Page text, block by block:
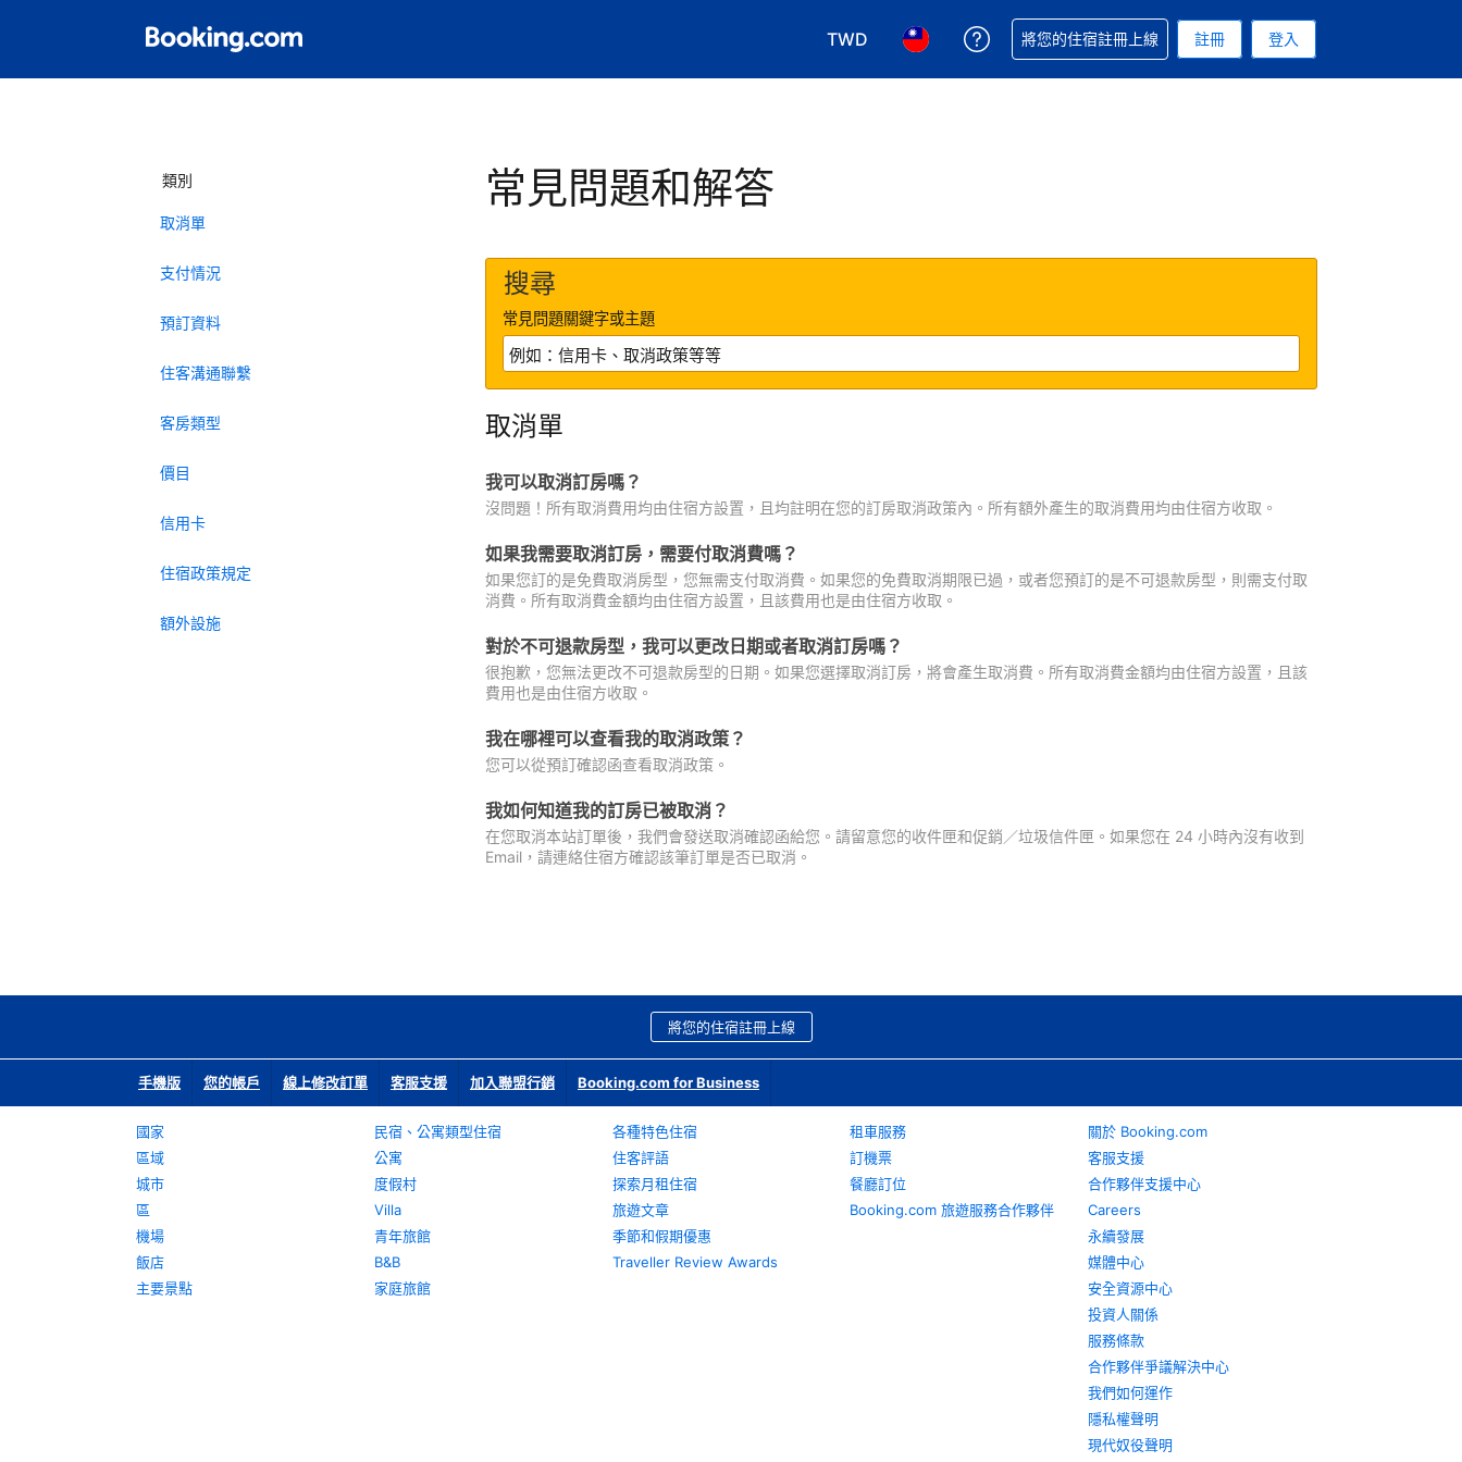
TWD
選擇您使用的幣別. 您現在所使用的幣別為新台幣
選擇您使用的語言. 您目前所選的語言是繁體中文
取得訂單相關協助
將您的住宿註冊上線 註冊 登入
類別
取消單
支付情況
預訂資料
住客溝通聯繫
客房類型
價目
信用卡
住宿政策規定
額外設施
常見問題和解答
搜尋
常見問題關鍵字或主題
取消單
我可以取消訂房嗎？
沒問題！所有取消費用均由住宿方設置，且均註明在您的訂房取消政策內。所有額外產生的取消費用均由住宿方收取。
如果我需要取消訂房，需要付取消費嗎？
如果您訂的是免費取消房型，您無需支付取消費。如果您的免費取消期限已過，或者您預訂的是不可退款房型，則需支付取
消費。所有取消費金額均由住宿方設置，且該費用也是由住宿方收取。
對於不可退款房型，我可以更改日期或者取消訂房嗎？
很抱歉，您無法更改不可退款房型的日期。如果您選擇取消訂房，將會產生取消費。所有取消費金額均由住宿方設置，且該
費用也是由住宿方收取。
我在哪裡可以查看我的取消政策？
您可以從預訂確認函查看取消政策。
我如何知道我的訂房已被取消？
在您取消本站訂單後，我們會發送取消確認函給您。請留意您的收件匣和促銷／垃圾信件匣。如果您在 24 小時內沒有收到
Email，請連絡住宿方確認該筆訂單是否已取消。
將您的住宿註冊上線
手機版 您的帳戶 線上修改訂單 客服支援 加入聯盟行銷 Booking.com for Business
國家
區域
城市
區
機場
飯店
主要景點
民宿、公寓類型住宿
公寓
度假村
Villa
青年旅館
B&B
家庭旅館
各種特色住宿
住客評語
探索月租住宿
旅遊文章
季節和假期優惠
Traveller Review Awards
租車服務
訂機票
餐廳訂位
Booking.com 旅遊服務合作夥伴
關於 Booking.com
客服支援
合作夥伴支援中心
Careers
永續發展
媒體中心
安全資源中心
投資人關係
服務條款
合作夥伴爭議解決中心
我們如何運作
隱私權聲明
現代奴役聲明